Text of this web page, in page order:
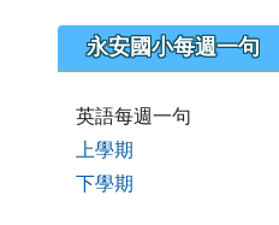
永安國小每週一句
英語每週一句
上學期
下學期